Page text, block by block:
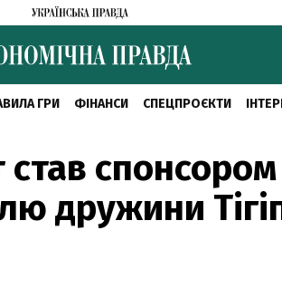
ГРИ ФІНАНСИ СПЕЦПРОЄКТИ
спонсором
дружини